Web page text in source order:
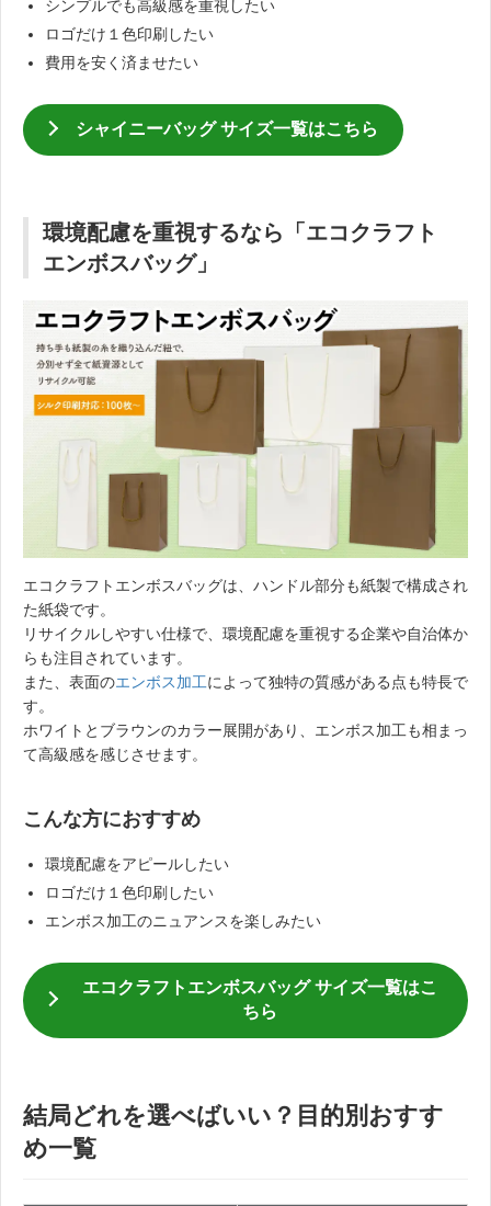
シンプルでも高級感を重視したい
ロゴだけ１色印刷したい
費用を安く済ませたい
シャイニーバッグ サイズ一覧はこちら
環境配慮を重視するなら「エコクラフト
エンボスバッグ」
エコクラフトエンボスバッグは、ハンドル部分も紙製で構成され
た紙袋です。
リサイクルしやすい仕様で、環境配慮を重視する企業や自治体か
らも注目されています。
また、表面のエンボス加工によって独特の質感がある点も特長で
す。
ホワイトとブラウンのカラー展開があり、エンボス加工も相まっ
て高級感を感じさせます。
こんな方におすすめ
環境配慮をアピールしたい
ロゴだけ１色印刷したい
エンボス加工のニュアンスを楽しみたい
エコクラフトエンボスバッグ サイズ一覧はこ
ちら
結局どれを選べばいい？目的別おすす
め一覧